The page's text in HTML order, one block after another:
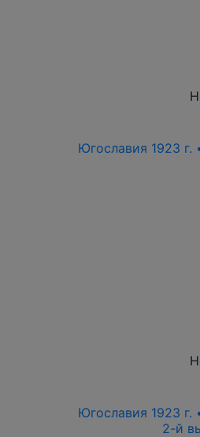
Югославия 1923 г.
Югославия 1923 г.
2-й